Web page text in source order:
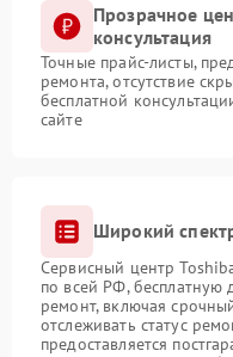
Прозрачное
консультация
Точные прайс-листы,
ремонта, отсутствие
бесплатной
сайте
Широкий
Сервисный центр
по всей РФ, бесплатную
ремонт, включая
отслеживать статус
предоставляется